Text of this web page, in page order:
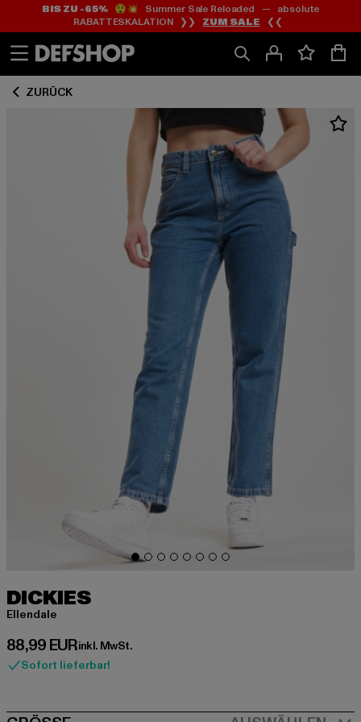
Zum
Inhalt
springen
Zum
Fußzeile
springen
BIS ZU -65%😲💥 Summer Sale Reloaded — absolute
RABATTESKALATION ❯❯ ZUM SALE ❮❮
ZURÜCK
DICKIES
Ellendale
88,99 EUR
Derzeitiger Preis: 88,99 EUR
inkl. MwSt.
Sofort lieferbar!